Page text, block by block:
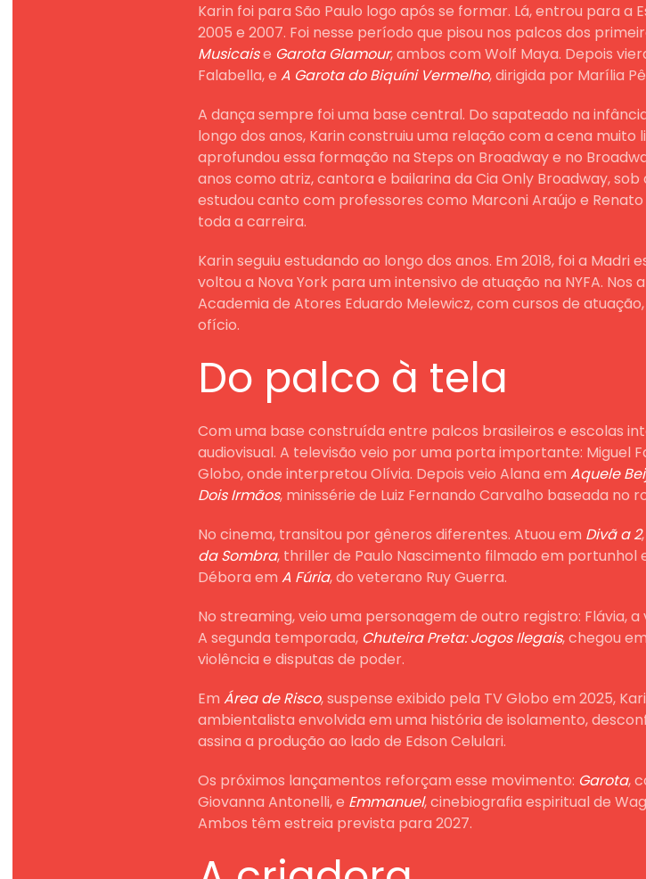
Karin foi para São Paulo logo após se formar. Lá, entrou para a
2005 e 2007. Foi nesse período que pisou nos palcos dos
Musicaise Garota Glamour, ambos com Wolf Maya. Depois
Falabella, e A Garota do Biquíni Vermelho, dirigida por Marília
A dança sempre foi uma base central. Do sapateado na
longo dos anos, Karin construiu uma relação com a cena muito
aprofundou essa formação na Steps on Broadway e no
anos como atriz, cantora e bailarina da Cia Only Broadway,
estudou canto com professores como Marconi Araújo e
toda a carreira.
Karin seguiu estudando ao longo dos anos. Em 2018, foi a Madri
voltou a Nova York para um intensivo de atuação na NYFA.
Academia de Atores Eduardo Melewicz, com cursos de
ofício.
Do palco à tela
Com uma base construída entre palcos brasileiros e escolas
audiovisual. A televisão veio por uma porta importante: Miguel
Globo, onde interpretou Olívia. Depois veio Alana em Aquele
Dois Irmãos, minissérie de Luiz Fernando Carvalho baseada no
No cinema, transitou por gêneros diferentes. Atuou em Divã a 2
da Sombra, thriller de Paulo Nascimento filmado em
Débora em A Fúria, do veterano Ruy Guerra.
No streaming, veio uma personagem de outro registro: Flávia, a
A segunda temporada, Chuteira Preta: Jogos Ilegais, chegou
violência e disputas de poder.
Em Área de Risco, suspense exibido pela TV Globo em 2025,
ambientalista envolvida em uma história de isolamento,
assina a produção ao lado de Edson Celulari.
Os próximos lançamentos reforçam esse movimento: Garota,
Giovanna Antonelli, e Emmanuel, cinebiografia espiritual de
Ambos têm estreia prevista para 2027.